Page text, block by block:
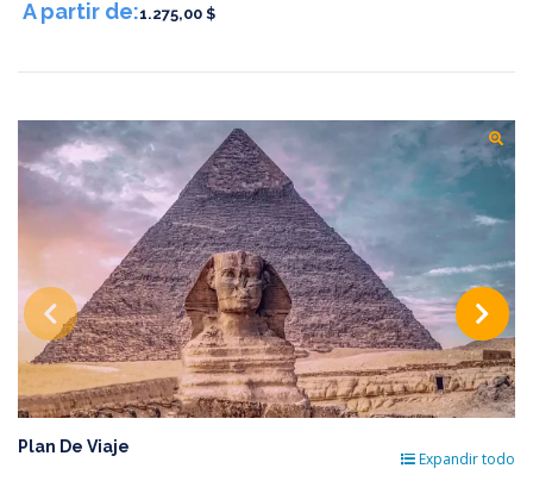
A partir de:1.275,00 $
Plan De Viaje
Expandir todo